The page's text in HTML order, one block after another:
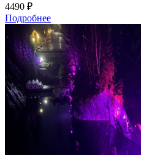
4490 ₽
Подробнее